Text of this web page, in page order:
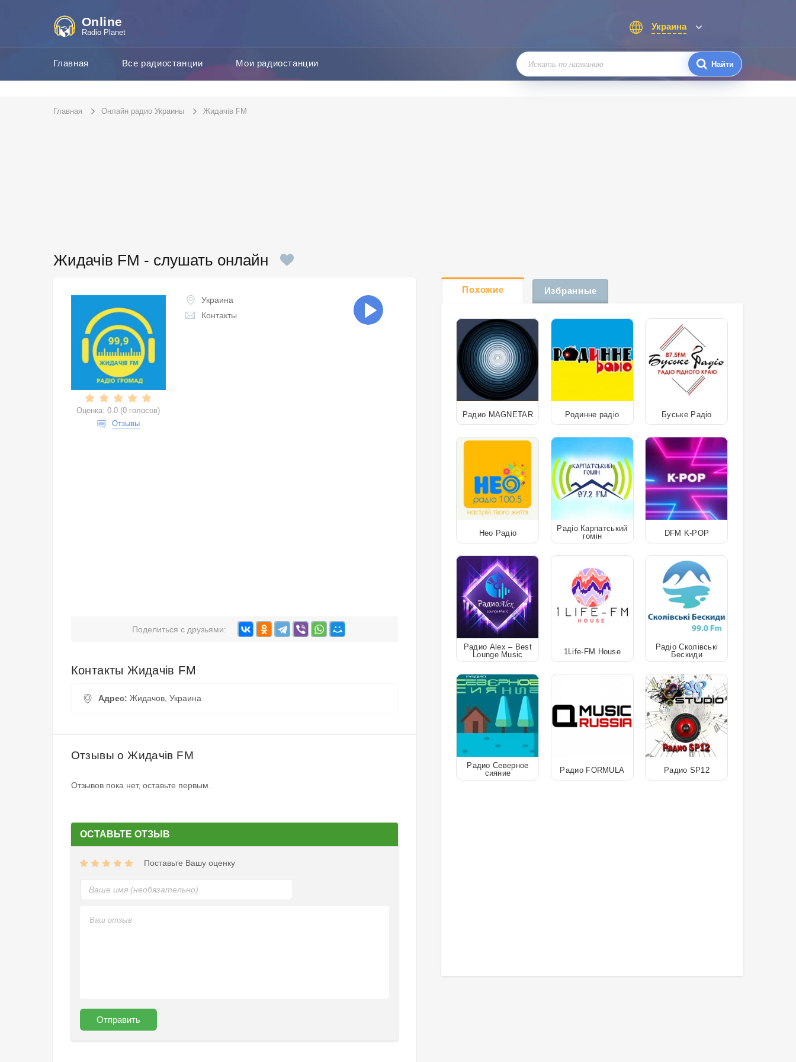
Online
Radio Planet
Украина
Главная Все радиостанции Мои радиостанции
Главная Онлайн радио Украины Жидачів FM
Жидачів FM - слушать онлайн
Оценка: 0.0 (0 голосов)
Отзывы
Украина
Контакты
Поделиться с друзьями:
Контакты Жидачів FM
Адрес: Жидачов, Украина
Отзывы о Жидачів FM
Отзывов пока нет, оставьте первым.
ОСТАВЬТЕ ОТЗЫВ
Поставьте Вашу оценку
Отправить
Похожие Избранные
Радио MAGNETAR Родинне радіо Буське Радіо
Нео Радіо
Радіо Карпатський
гомін
DFM K-POP
Радио Alex – Best
Lounge Music
1Life-FM House
Радіо Сколівські
Бескиди
Радио Северное
сияние
Радио FORMULA Радио SP12